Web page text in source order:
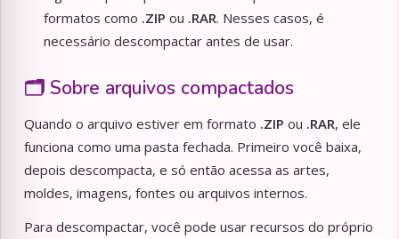
formatos como .ZIP ou .RAR. Nesses casos, é
necessário descompactar antes de usar.
🗂️ Sobre arquivos compactados
Quando o arquivo estiver em formato .ZIP ou .RAR, ele
funciona como uma pasta fechada. Primeiro você baixa,
depois descompacta, e só então acessa as artes,
moldes, imagens, fontes ou arquivos internos.
Para descompactar, você pode usar recursos do próprio